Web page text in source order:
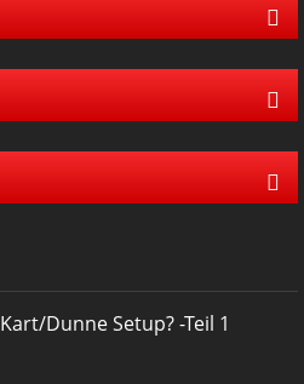
Dunne Setup? -Teil 1